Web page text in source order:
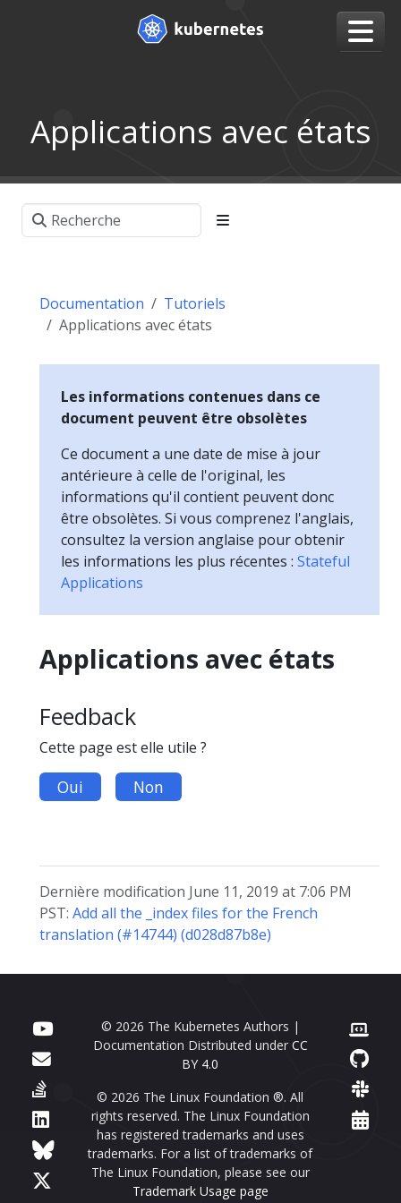
Applications avec états
Documentation
Tutoriels
Applications avec états
Les informations contenues dans ce
document peuvent être obsolètes
Ce document a une date de mise à jour
antérieure à celle de l'original, les
informations qu'il contient peuvent donc
être obsolètes. Si vous comprenez l'anglais,
consultez la version anglaise pour obtenir
les informations les plus récentes : Stateful
Applications
Applications avec états
Feedback
Cette page est elle utile ?
Oui Non
Dernière modification June 11, 2019 at 7:06 PM
PST: Add all the _index files for the French
translation (#14744) (d028d87b8e)
© 2026 The Kubernetes Authors |
Documentation Distributed under CC
BY 4.0
© 2026 The Linux Foundation ®. All
rights reserved. The Linux Foundation
has registered trademarks and uses
trademarks. For a list of trademarks of
The Linux Foundation, please see our
Trademark Usage page